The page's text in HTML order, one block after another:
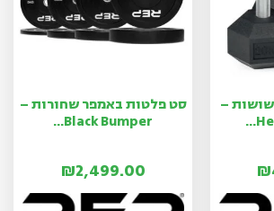
–
₪
סט פלטות באמפר שחורות –
Black Bumper...
₪2,499.00